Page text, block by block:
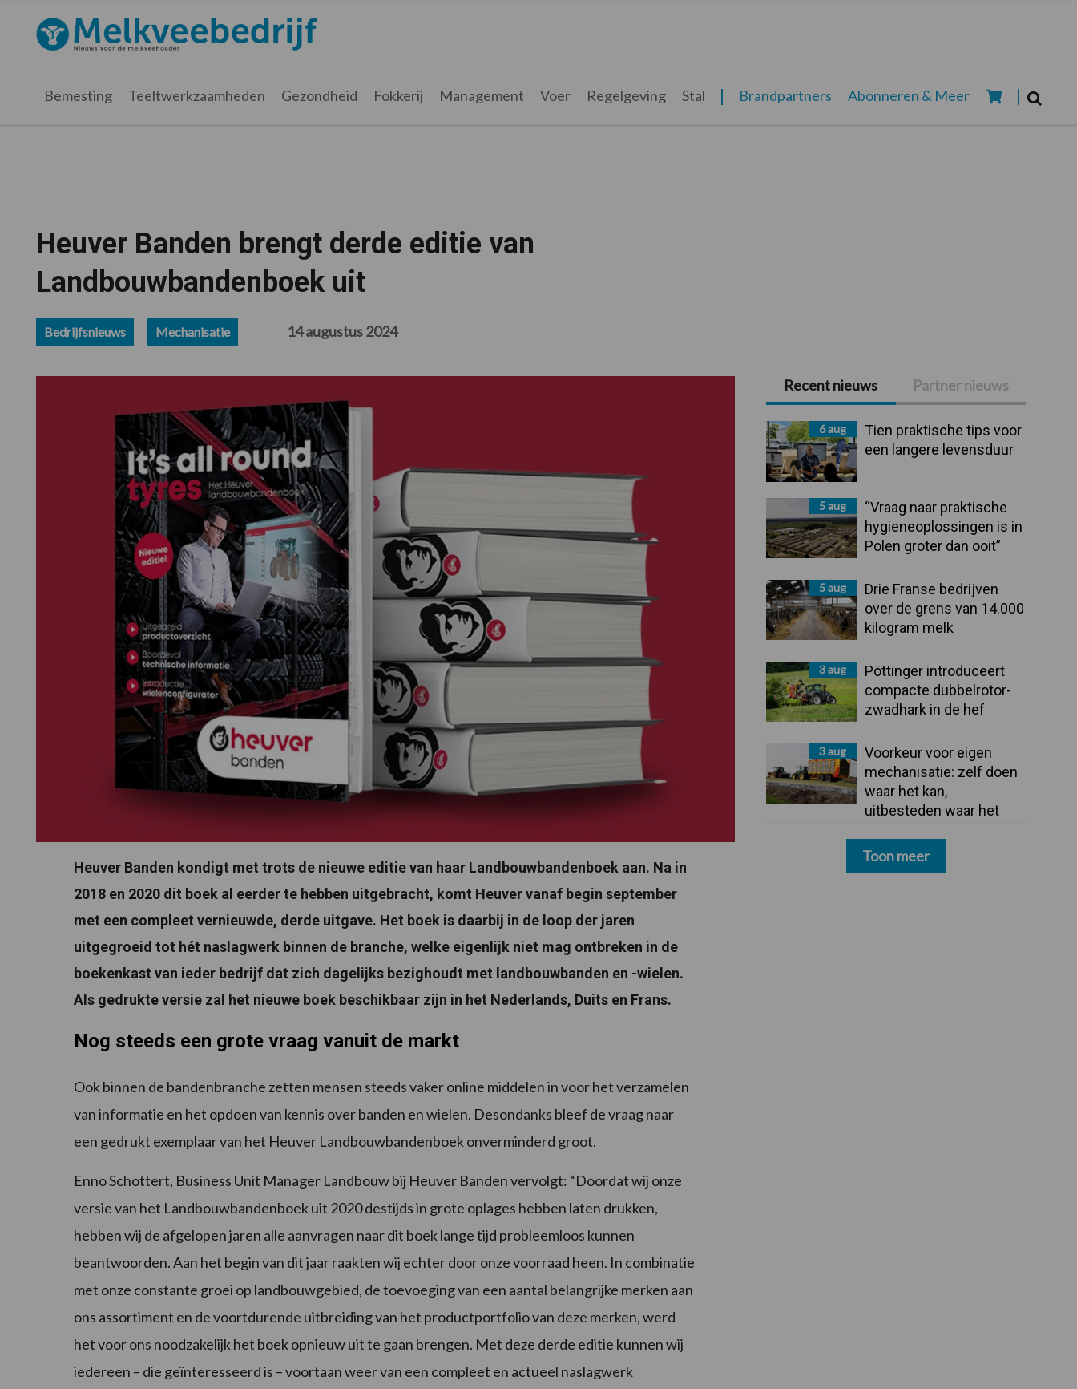
hoofdnavigatie
hoofd
eerste
voettekst
Melkveebedrijf.nl
Bemesting Teeltwerkzaamheden Gezondheid Fokkerij Management Voer Regelgeving Stal Brandpartners Abonneren & Meer
Heuver Banden brengt derde editie van
Landbouwbandenboek uit
Bedrijfsnieuws Mechanisatie 14 augustus 2024
Heuver Banden kondigt met trots de nieuwe editie van haar Landbouwbandenboek aan. Na in
2018 en 2020 dit boek al eerder te hebben uitgebracht, komt Heuver vanaf begin september
met een compleet vernieuwde, derde uitgave. Het boek is daarbij in de loop der jaren
uitgegroeid tot hét naslagwerk binnen de branche, welke eigenlijk niet mag ontbreken in de
boekenkast van ieder bedrijf dat zich dagelijks bezighoudt met landbouwbanden en -wielen.
Als gedrukte versie zal het nieuwe boek beschikbaar zijn in het Nederlands, Duits en Frans.
Nog steeds een grote vraag vanuit de markt
Ook binnen de bandenbranche zetten mensen steeds vaker online middelen in voor het verzamelen
van informatie en het opdoen van kennis over banden en wielen. Desondanks bleef de vraag naar
een gedrukt exemplaar van het Heuver Landbouwbandenboek onverminderd groot.
Enno Schottert, Business Unit Manager Landbouw bij Heuver Banden vervolgt: “Doordat wij onze
versie van het Landbouwbandenboek uit 2020 destijds in grote oplages hebben laten drukken,
hebben wij de afgelopen jaren alle aanvragen naar dit boek lange tijd probleemloos kunnen
beantwoorden. Aan het begin van dit jaar raakten wij echter door onze voorraad heen. In combinatie
met onze constante groei op landbouwgebied, de toevoeging van een aantal belangrijke merken aan
ons assortiment en de voortdurende uitbreiding van het productportfolio van deze merken, werd
het voor ons noodzakelijk het boek opnieuw uit te gaan brengen. Met deze derde editie kunnen wij
iedereen – die geïnteresseerd is – voortaan weer van een compleet en actueel naslagwerk
Primaire
Sidebar
Recent nieuws Partner nieuws
6 aug
Tien praktische tips voor
een langere levensduur
5 aug
“Vraag naar praktische
hygieneoplossingen is in
Polen groter dan ooit”
5 aug
Drie Franse bedrijven
over de grens van 14.000
kilogram melk
3 aug
Pöttinger introduceert
compacte dubbelrotor-
zwadhark in de hef
3 aug
Voorkeur voor eigen
mechanisatie: zelf doen
waar het kan,
uitbesteden waar het
Toon meer